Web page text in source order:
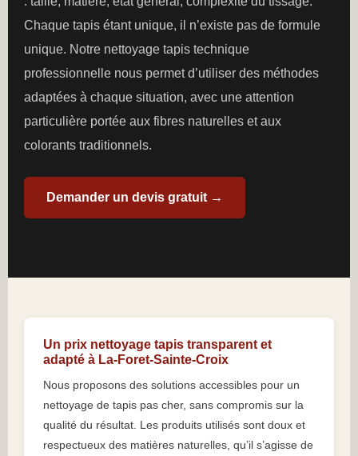
Chaque tapis étant unique, il n’existe pas de formule
unique. Notre nettoyage tapis technique
professionnelle nous permet d’utiliser des méthodes
adaptées à chaque situation, avec une attention
particulière portée aux fibres naturelles et aux
colorants traditionnels.
Demander un devis gratuit →
Un prix nettoyage tapis transparent et
adapté à La-Foret-Sainte-Croix
Nous proposons des solutions accessibles pour un
nettoyage de tapis pas cher, sans compromis sur la
qualité du résultat. Les produits utilisés sont doux et
respectueux des matières naturelles, qu’il s’agisse de